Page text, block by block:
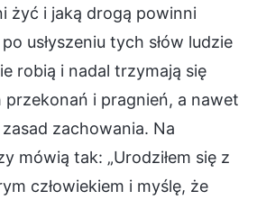
żyć i jaką drogą powinni
usłyszeniu tych słów ludzie
robią i nadal trzymają się
i pragnień, a nawet
zachowania. Na
mówią tak: „Urodziłem się z
człowiekiem i myślę, że